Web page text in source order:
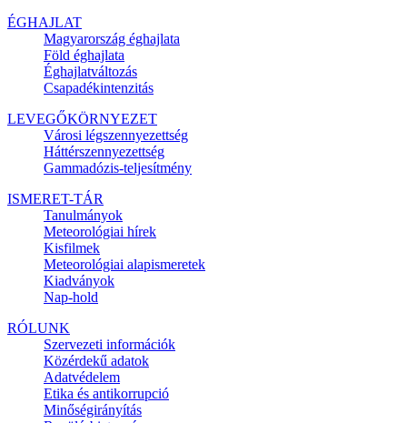
ÉGHAJLAT
Magyarország éghajlata
Föld éghajlata
Éghajlatváltozás
Csapadékintenzitás
LEVEGŐKÖRNYEZET
Városi légszennyezettség
Háttérszennyezettség
Gammadózis-teljesítmény
ISMERET-TÁR
Tanulmányok
Meteorológiai hírek
Kisfilmek
Meteorológiai alapismeretek
Kiadványok
Nap-hold
RÓLUNK
Szervezeti információk
Közérdekű adatok
Adatvédelem
Etika és antikorrupció
Minőségirányítás